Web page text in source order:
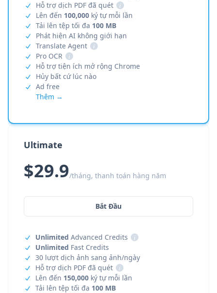
Hỗ trợ dịch PDF đã quét
i
Lên đến 100,000 ký tự mỗi lần
Tải lên tệp tối đa 100 MB
Phát hiện AI không giới hạn
Translate Agent
i
Pro OCR
i
Hỗ trợ tiện ích mở rộng Chrome
Hủy bất cứ lúc nào
Ad free
Thêm →
Ultimate
$29.9/tháng, thanh toán hàng năm
Bắt Đầu
Unlimited Advanced Credits
i
Unlimited Fast Credits
30 lượt dịch ảnh sang ảnh/ngày
Hỗ trợ dịch PDF đã quét
i
Lên đến 150,000 ký tự mỗi lần
Tải lên tệp tối đa 100 MB